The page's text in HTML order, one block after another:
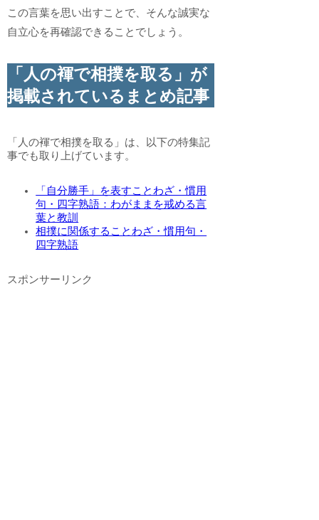
この言葉を思い出すことで、そんな誠実な
自立心を再確認できることでしょう。
「人の褌で相撲を取る」が
掲載されているまとめ記事
「人の褌で相撲を取る」は、以下の特集記
事でも取り上げています。
「自分勝手」を表すことわざ・慣用
句・四字熟語：わがままを戒める言
葉と教訓
相撲に関係することわざ・慣用句・
四字熟語
スポンサーリンク